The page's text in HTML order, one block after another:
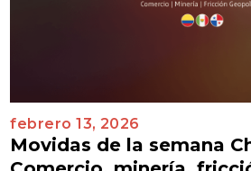
febrero 13, 2026
Movidas de la semana